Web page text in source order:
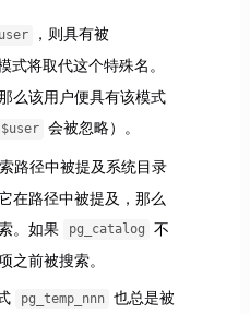
，则具有被
式将取代这个特殊名。
么该用户便具有该模式
$user 会被忽略）。
路径中被提及系统目录
在路径中被提及，那么
。如果
pg_catalog
不
之前被搜索。
pg_temp_nnn
也总是被